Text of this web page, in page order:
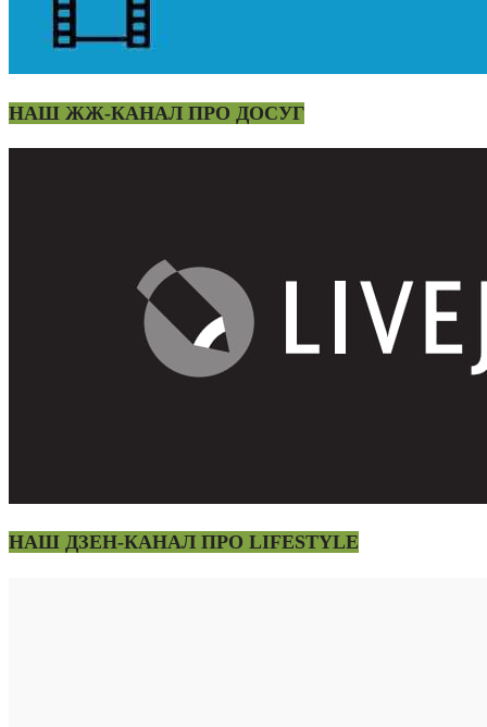
НАШ ЖЖ-КАНАЛ ПРО ДОСУГ
НАШ ДЗЕН-КАНАЛ ПРО LIFESTYLE